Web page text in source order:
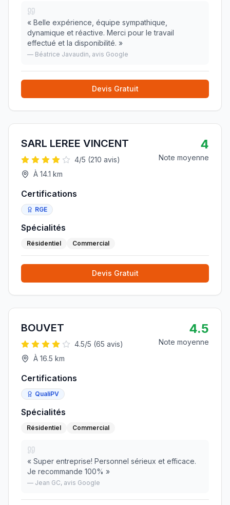
« Belle expérience, équipe sympathique,
dynamique et réactive. Merci pour le travail
effectué et la disponibilité. »
— Béatrice Javaudin, avis Google
Devis Gratuit
SARL LEREE VINCENT
4/5 (210 avis)
À 14.1 km
4
Note moyenne
Certifications
RGE
Spécialités
Résidentiel Commercial
Devis Gratuit
BOUVET
4.5/5 (65 avis)
À 16.5 km
4.5
Note moyenne
Certifications
QualiPV
Spécialités
Résidentiel Commercial
« Super entreprise! Personnel sérieux et efficace.
Je recommande 100% »
— Jean GC, avis Google